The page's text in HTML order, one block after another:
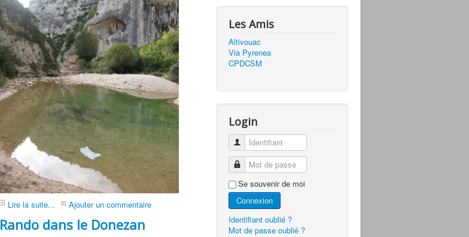
Lire la suite... Ajouter un commentaire
Rando dans le Donezan
Les Amis
Altivouac
Via Pyrenea
CPDCSM
Login
Identifiant
Mot de passe
Se souvenir de moi
Connexion
Identifiant oublié ?
Mot de passe oublié ?